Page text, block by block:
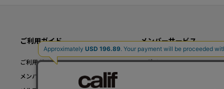
ご利用ガイド
ご利用ガイド TOP
メンバー登録について
メンバーサービス
ログイン